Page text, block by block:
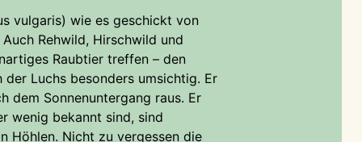
vulgaris) wie es geschickt von
Rehwild, Hirschwild und
Luchs besonders umsichtig. Er